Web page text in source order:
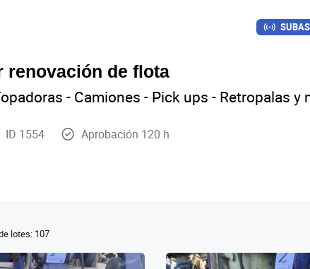
renovación de flota
- Camiones - Pick ups - Retropalas y
ID 1554 Aprobación 120 h
lotes: 107